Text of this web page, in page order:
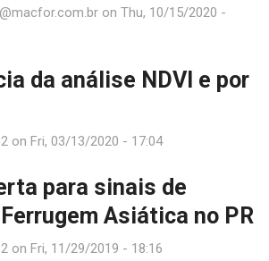
on Thu, 10/15/2020 -
da análise NDVI e por
on Fri, 03/13/2020 - 17:04
para sinais de
Asiática no PR
on Fri, 11/29/2019 - 18:16